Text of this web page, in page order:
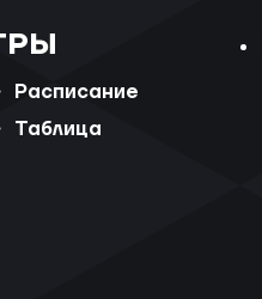
Расписание
Таблица